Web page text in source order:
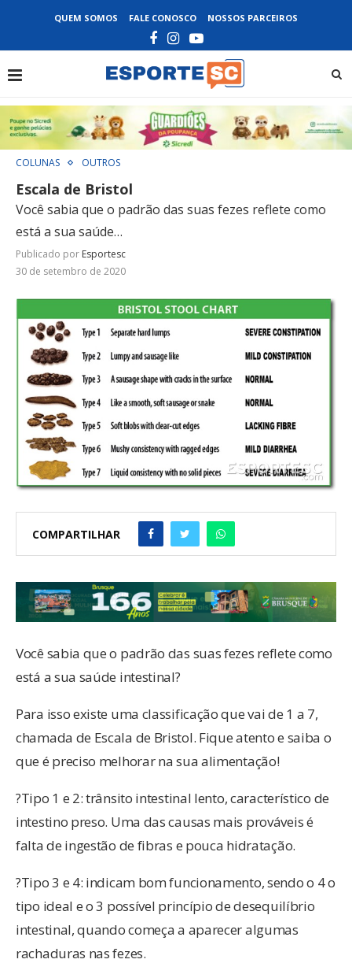
QUEM SOMOS FALE CONOSCO NOSSOS PARCEIROS
COLUNAS OUTROS
Escala de Bristol
Você sabia que o padrão das suas fezes reflete como
está a sua saúde…
Publicado por Esportesc
30 de setembro de 2020
COMPARTILHAR
Você sabia que o padrão das suas fezes reflete como
está a sua saúde intestinal?
Para isso existe uma classificação que vai de 1 a 7,
chamada de Escala de Bristol. Fique atento e saiba o
que é preciso melhorar na sua alimentação!
?Tipo 1 e 2: trânsito intestinal lento, característico de
intestino preso. Uma das causas mais prováveis é
falta de ingestão de fibras e pouca hidratação.
?Tipo 3 e 4: indicam bom funcionamento, sendo o 4 o
tipo ideal e o 3 possível princípio de desequilíbrio
intestinal, quando começa a aparecer algumas
rachaduras nas fezes.